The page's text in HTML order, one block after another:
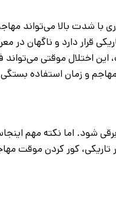
با شدت بالا می‌تواند
قرار دارد و ناگهان در
اختلال موقتی می‌تواند
و زمان استفاده بستگی
شود. اما نکته مهم
تاریکی، کور کردن موقت